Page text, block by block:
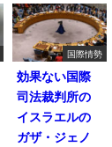
国際情勢
効果ない国際
司法裁判所の
イスラエルの
ガザ・ジェノ